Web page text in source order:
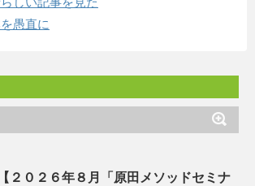
愚直に
【２０２６年８月「原田メソッドセミナ